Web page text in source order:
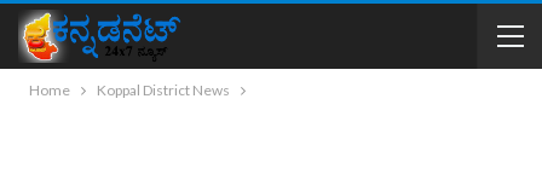
Home Koppal District News